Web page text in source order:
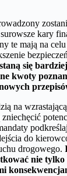
kary
te mają na
się
kwoty
na
do
drogowego.
nie